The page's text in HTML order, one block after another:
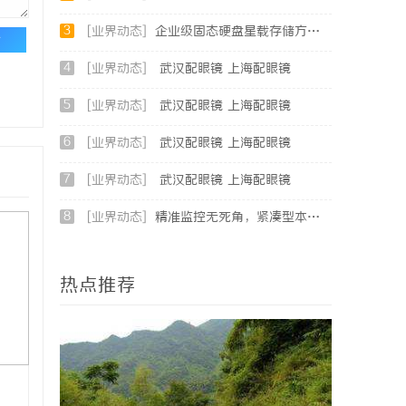
3 [业界动态] 企业级固态硬盘星载存储方案选购指南
4 [业界动态] 武汉配眼镜 上海配眼镜
5 [业界动态] 武汉配眼镜 上海配眼镜
6 [业界动态] 武汉配眼镜 上海配眼镜
7 [业界动态] 武汉配眼镜 上海配眼镜
8 [业界动态] 精准监控无死角，紧凑型本安球机赋能安全管理
热点推荐